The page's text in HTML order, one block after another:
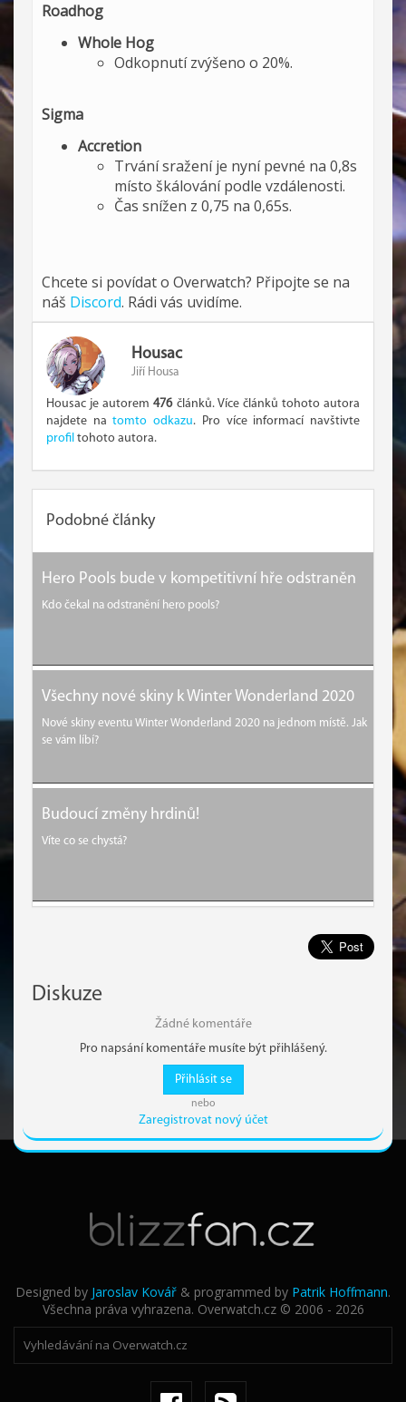
Roadhog
Whole Hog
Odkopnutí zvýšeno o 20%.
Sigma
Accretion
Trvání sražení je nyní pevné na 0,8s
místo škálování podle vzdálenosti.
Čas snížen z 0,75 na 0,65s.
Chcete si povídat o Overwatch? Připojte se na
náš Discord. Rádi vás uvidíme.
Housac
Jiří Housa
Housac je autorem476článků. Více článků tohoto autora
najdete natomto odkazu. Pro více informací navštivte
profil tohoto autora.
Podobné články
Hero Pools bude v kompetitivní hře odstraněn
Kdo čekal na odstranění hero pools?
Všechny nové skiny k Winter Wonderland 2020
Nové skiny eventu Winter Wonderland 2020 na jednom místě. Jak
se vám líbí?
Budoucí změny hrdinů!
Víte co se chystá?
Diskuze
Žádné komentáře
Pro napsání komentáře musíte být přihlášený.
Přihlásit se
nebo
Zaregistrovat nový účet
Designed by Jaroslav Kovář & programmed by Patrik Hoffmann.
Všechna práva vyhrazena. Overwatch.cz © 2006 - 2026